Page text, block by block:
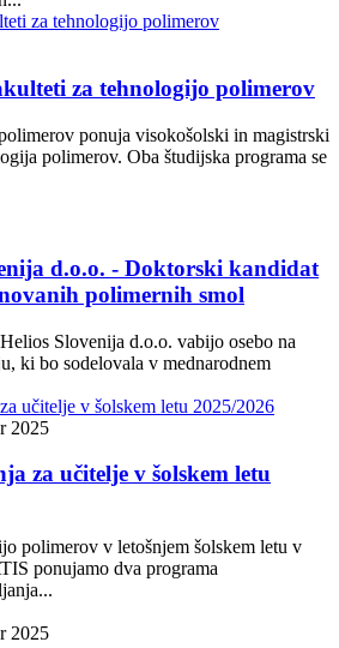
za tehnologijo polimerov
ponuja visokošolski in magistrski
polimerov. Oba študijska programa se
d.o.o. - Doktorski kandidat
polimernih smol
Slovenija d.o.o. vabijo osebo na
ki bo sodelovala v mednarodnem
2025
za učitelje v šolskem letu
polimerov v letošnjem šolskem letu v
ponujamo dva programa
2025